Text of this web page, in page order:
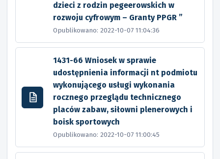
dzieci z rodzin pegeerowskich w
rozwoju cyfrowym – Granty PPGR ”
Opublikowano: 2022-10-07 11:04:36
1431-66 Wniosek w sprawie
udostępnienia informacji nt podmiotu
wykonującego usługi wykonania
rocznego przeglądu technicznego
placów zabaw, siłowni plenerowych i
boisk sportowych
Opublikowano: 2022-10-07 11:00:45